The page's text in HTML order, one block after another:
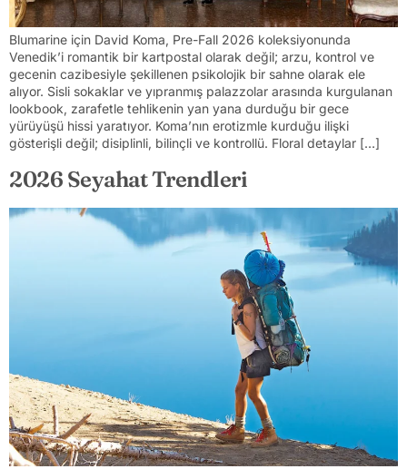
Blumarine için David Koma, Pre-Fall 2026 koleksiyonunda
Venedik’i romantik bir kartpostal olarak değil; arzu, kontrol ve
gecenin cazibesiyle şekillenen psikolojik bir sahne olarak ele
alıyor. Sisli sokaklar ve yıpranmış palazzolar arasında kurgulanan
lookbook, zarafetle tehlikenin yan yana durduğu bir gece
yürüyüşü hissi yaratıyor. Koma’nın erotizmle kurduğu ilişki
gösterişli değil; disiplinli, bilinçli ve kontrollü. Floral detaylar […]
2026 Seyahat Trendleri